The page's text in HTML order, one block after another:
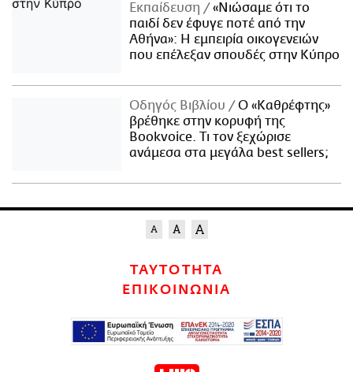
Εκπαίδευση
«Νιώσαμε ότι το
παιδί δεν έφυγε ποτέ από την
Αθήνα»: Η εμπειρία οικογενειών
που επέλεξαν σπουδές στην Κύπρο
Οδηγός Βιβλίου
Ο «Καθρέφτης»
βρέθηκε στην κορυφή της
Bookvoice. Τι τον ξεχώρισε
ανάμεσα στα μεγάλα best sellers;
ΤΑΥΤΟΤΗΤΑ
ΕΠΙΚΟΙΝΩΝΙΑ